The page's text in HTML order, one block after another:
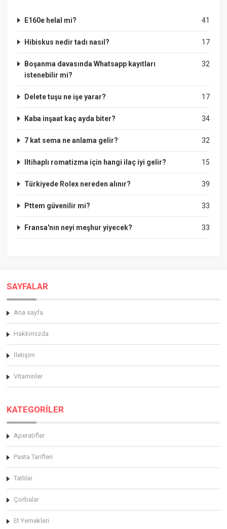
41
E160e helal mi?
17
Hibiskus nedir tadı nasıl?
32
Boşanma davasında Whatsapp kayıtları
istenebilir mi?
17
Delete tuşu ne işe yarar?
34
Kaba inşaat kaç ayda biter?
32
7 kat sema ne anlama gelir?
15
Iltihaplı romatizma için hangi ilaç iyi gelir?
39
Türkiyede Rolex nereden alınır?
33
Pttem güvenilir mi?
33
Fransa'nın neyi meşhur yiyecek?
SAYFALAR
Ana sayfa
Hakkimizda
İletişim
Vitaminler
KATEGORİLER
Aperatifler
Pasta Tarifleri
Tatlılar
Çorbalar
Et Yemekleri